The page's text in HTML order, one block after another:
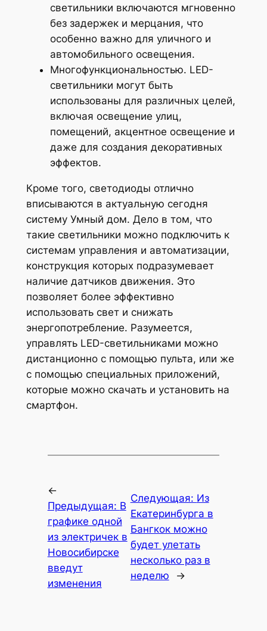
светильники включаются мгновенно
без задержек и мерцания, что
особенно важно для уличного и
автомобильного освещения.
Многофункциональностью. LED-
светильники могут быть
использованы для различных целей,
включая освещение улиц,
помещений, акцентное освещение и
даже для создания декоративных
эффектов.
Кроме того, светодиоды отлично
вписываются в актуальную сегодня
систему Умный дом. Дело в том, что
такие светильники можно подключить к
системам управления и автоматизации,
конструкция которых подразумевает
наличие датчиков движения. Это
позволяет более эффективно
использовать свет и снижать
энергопотребление. Разумеется,
управлять LED-светильниками можно
дистанционно с помощью пульта, или же
с помощью специальных приложений,
которые можно скачать и установить на
смартфон.
←
Предыдущая: В
графике одной
из электричек в
Новосибирске
введут
изменения
Следующая: Из
Екатеринбурга в
Бангкок можно
будет улетать
несколько раз в
неделю
→